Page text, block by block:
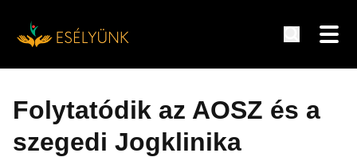
tartalomra
Folytatódik az AOSZ és a
szegedi Jogklinika